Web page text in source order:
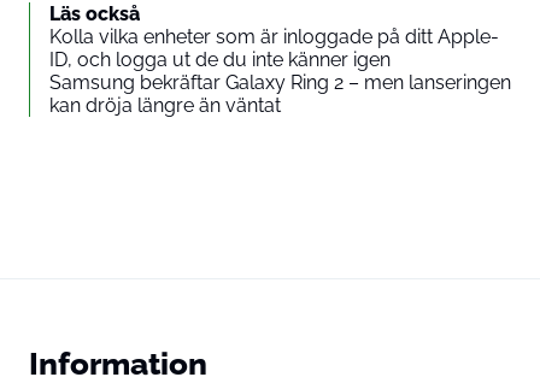
Läs också
Kolla vilka enheter som är inloggade på ditt Apple-
ID, och logga ut de du inte känner igen
Samsung bekräftar Galaxy Ring 2 – men lanseringen
kan dröja längre än väntat
Information